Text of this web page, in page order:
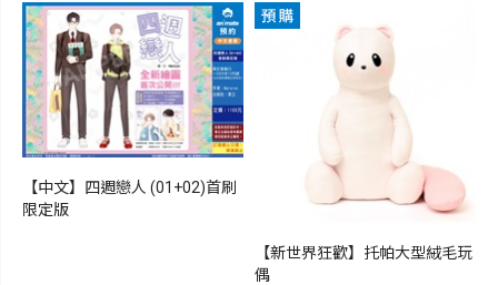
【中文】四週戀人 (01+02)首刷
限定版
【新世界狂歡】托帕大型絨毛玩
偶